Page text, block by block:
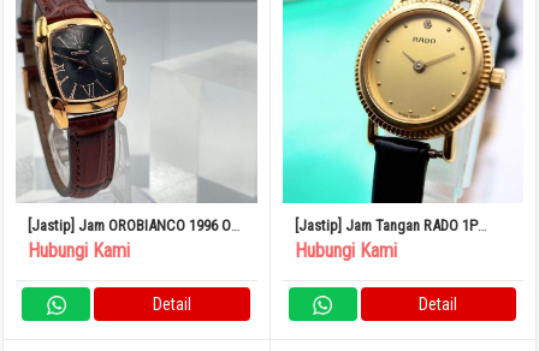
[Jastip] Jam OROBIANCO 1996 OR-
0028N 500
Hubungi Kami
Detail
[Jastip] Jam Tangan RADO 1P
Diamond Round Gold 583
Hubungi Kami
Detail